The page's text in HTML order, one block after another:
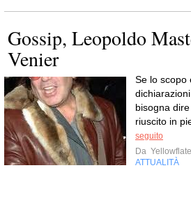
Gossip, Leopoldo
Venier
Se lo scopo
bisogna
riuscito in
seguito
Da Yellowflate
ATTUALITÀ